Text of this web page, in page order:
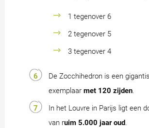
1 tegenover 6
2 tegenover 5
3 tegenover 4
De Zocchihedron is een
exemplaar met 120 zijden.
In het Louvre in Parijs ligt een
van ruim 5.000 jaar oud.